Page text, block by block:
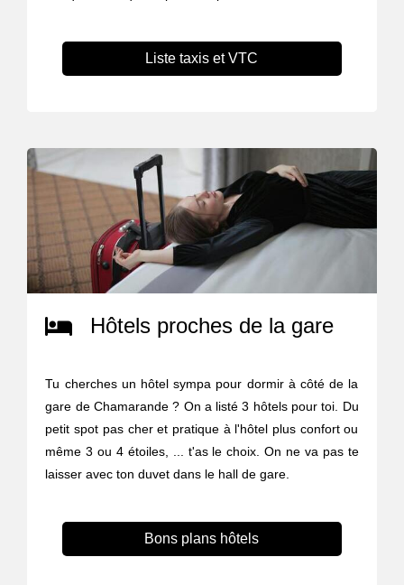
Liste taxis et VTC
Hôtels proches de la gare
Tu cherches un hôtel sympa pour dormir à côté de la
gare de Chamarande ? On a listé 3 hôtels pour toi. Du
petit spot pas cher et pratique à l'hôtel plus confort ou
même 3 ou 4 étoiles, ... t'as le choix. On ne va pas te
laisser avec ton duvet dans le hall de gare.
Bons plans hôtels